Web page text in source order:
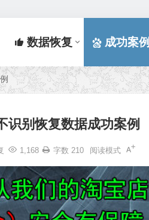
数据恢复 成功案例
别恢复数据成功案例
1,168 字数 210 阅读模式